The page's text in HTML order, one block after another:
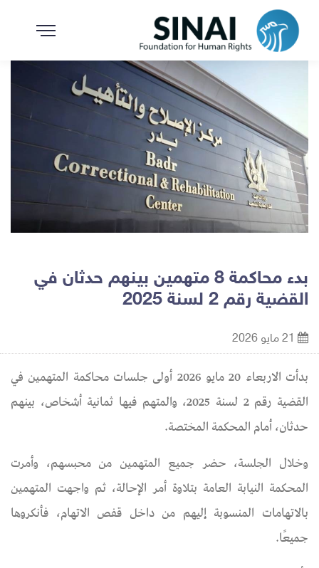
بدء محاكمة 8 متهمين بينهم حدثان في
القضية رقم 2 لسنة 2025
بدأت الاربعاء 20 مايو 2026 أولى جلسات محاكمة المتهمين في
القضية رقم 2 لسنة 2025، والمتهم فيها ثمانية أشخاص، بينهم
حدثان، أمام المحكمة المختصة.
وخلال الجلسة، حضر جميع المتهمين من محبسهم، وأمرت
المحكمة النيابة العامة بتلاوة أمر الإحالة، ثم واجهت المتهمين
بالاتهامات المنسوبة إليهم من داخل قفص الاتهام، فأنكروها
جميعًا.